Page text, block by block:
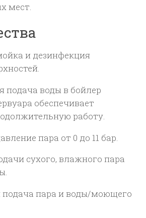
мест.
и дезинфекция
подача воды в бойлер
обеспечивает
работу.
пара от 0 до 11 бар.
сухого, влажного пара
пара и воды/моющего